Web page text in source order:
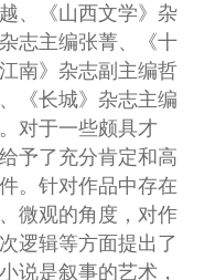
、《山西文学》杂
志主编张菁、《十
南》杂志副主编哲
《长城》杂志主编
对于一些颇具才
予了充分肯定和高
。针对作品中存在
微观的角度，对作
逻辑等方面提出了
说是叙事的艺术，